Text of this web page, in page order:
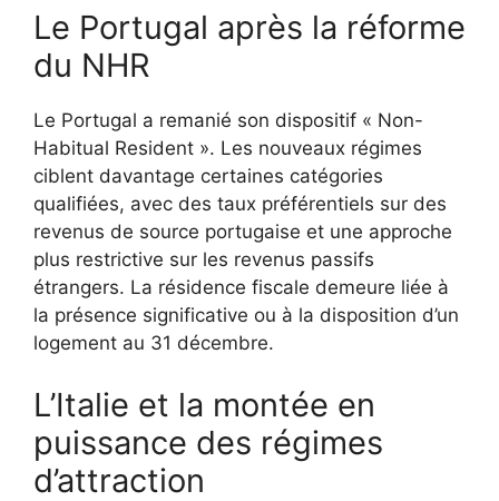
Le Portugal après la réforme
du NHR
Le Portugal a remanié son dispositif « Non-
Habitual Resident ». Les nouveaux régimes
ciblent davantage certaines catégories
qualifiées, avec des taux préférentiels sur des
revenus de source portugaise et une approche
plus restrictive sur les revenus passifs
étrangers. La résidence fiscale demeure liée à
la présence significative ou à la disposition d’un
logement au 31 décembre.
L’Italie et la montée en
puissance des régimes
d’attraction